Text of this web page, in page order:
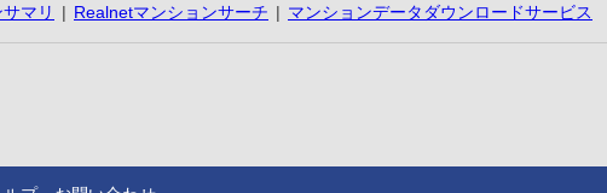
マリ Realnetマンションサーチ マンションデータダウンロードサービス